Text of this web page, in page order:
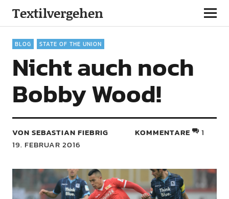
Textilvergehen
BLOG STATE OF THE UNION
Nicht auch noch
Bobby Wood!
VON SEBASTIAN FIEBRIG
19. FEBRUAR 2016
KOMMENTARE 1